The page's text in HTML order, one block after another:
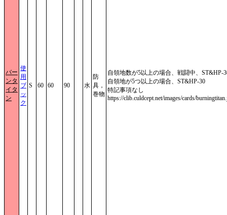
バー
ンタ
イタ
ン
使
用
ブ
ッ
ク
S 60 60 90 水
防
具，
巻物
自領地数が5以上の場合、戦闘中、ST&HP-
自領地が5つ以上の場合、ST&HP-30
特記事項なし
https://clib.culdcept.net/images/cards/